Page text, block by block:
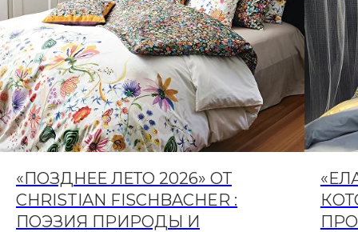
«ПОЗДНЕЕ ЛЕТО 2026» ОТ
CHRISTIAN FISCHBACHER :
ПОЭЗИЯ ПРИРОДЫ И